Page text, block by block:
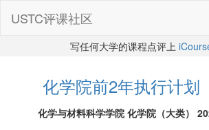
USTC评课社区
写任何大学的课程点评上
化学院前2年执行计划
化学与材料科学学院 化学院（大类）